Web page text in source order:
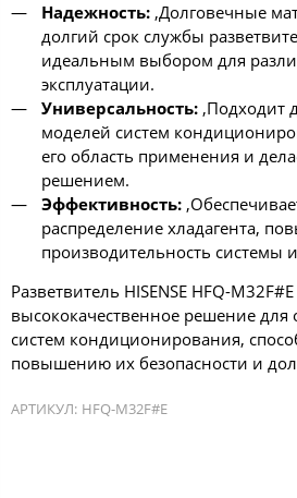
Надежность:,Долговечные
долгий срок службы
идеальным выбором для
эксплуатации.
Универсальность:,Подходит
моделей систем
его область применения и
решением.
Эффективность:
распределение хладагента,
производительность системы
Разветвитель HISENSE HFQ-
высококачественное решение
систем кондиционирования,
повышению их безопасности и
АРТИКУЛ: HFQ-M32F#E